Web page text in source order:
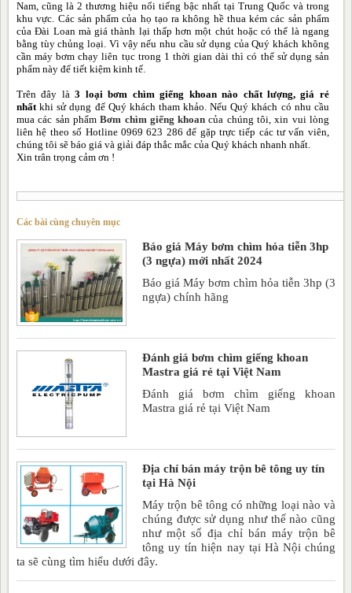
Nam, cũng là 2 thương hiệu nổi tiếng bậc nhất tại Trung Quốc và trong
khu vực. Các sản phẩm của họ tạo ra không hề thua kém các sản phẩm
của Đài Loan mà giá thành lại thấp hơn một chút hoặc có thể là ngang
bằng tùy chủng loại. Vì vậy nếu nhu cầu sử dụng của Quý khách không
cần máy bơm chạy liên tục trong 1 thời gian dài thì có thể sử dụng sản
phẩm này để tiết kiệm kinh tế.
Trên đây là3 loại bơm chìm giếng khoan nào chất lượng, giá rẻ
nhấtkhi sử dụng để Quý khách tham khảo. Nếu Quý khách có nhu cầu
mua các sản phẩm Bơm chìm giếng khoan của chúng tôi, xin vui lòng
liên hệ theo số Hotline 0969 623 286 để gặp trực tiếp các tư vấn viên,
chúng tôi sẽ báo giá và giải đáp thắc mắc của Quý khách nhanh nhất.
Xin trân trọng cảm ơn !
Các bài cùng chuyên mục
Báo giá Máy bơm chìm hỏa tiễn 3hp
(3 ngựa) mới nhất 2024
Báo giá Máy bơm chìm hỏa tiễn 3hp (3
ngựa) chính hãng
Đánh giá bơm chìm giếng khoan
Mastra giá rẻ tại Việt Nam
Đánh giá bơm chìm giếng khoan
Mastra giá rẻ tại Việt Nam
Địa chỉ bán máy trộn bê tông uy tín
tại Hà Nội
Máy trộn bê tông có những loại nào và
chúng được sử dụng như thế nào cũng
như một số địa chỉ bán máy trộn bê
tông uy tín hiện nay tại Hà Nội chúng
ta sẽ cùng tìm hiểu dưới đây.